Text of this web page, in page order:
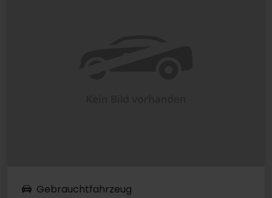
Gebrauchtfahrzeug